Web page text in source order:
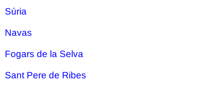
Súria
Navas
Fogars de la Selva
Sant Pere de Ribes